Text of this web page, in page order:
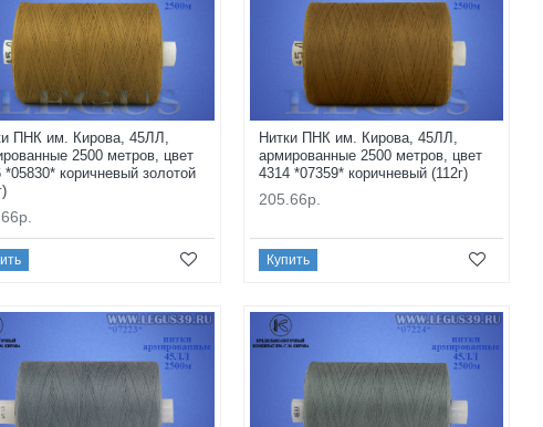
ПНК им. Кирова, 45ЛЛ,
2500 метров, цвет
*05830* коричневый золотой
Нитки ПНК им. Кирова, 45ЛЛ,
армированные 2500 метров, цвет
4314 *07359* коричневый (112г)
205.66р.
Купить